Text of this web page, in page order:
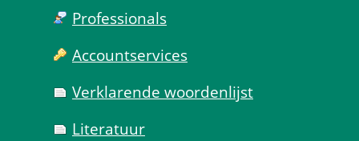
Professionals
Account­services
Verklarende woorden­lijst
Literatuur